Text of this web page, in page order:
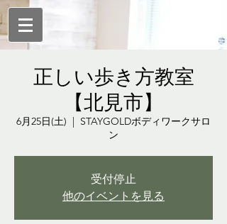
正しい歩き方教室
【北見市】
6月25日(土)
  |
STAYGOLDボディワークサロ
ン
受付停止
他のイベントを見る